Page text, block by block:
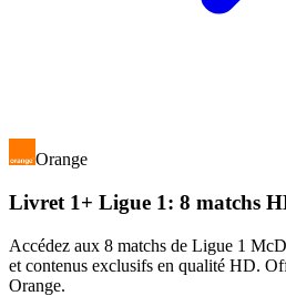
Orange
Livret 1+ Ligue 1: 8 matchs
Accédez aux 8 matchs de Ligue 1
et contenus exclusifs en qualité HD.
Orange.